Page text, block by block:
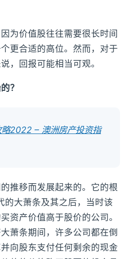
为价值股往往需要很长时间
更合适的高位。然而，对于
，回报可能相当可观。
？
略2022 – 澳洲房产投资指
推移而发展起来的。它的根
的大萧条及其之后，当时该
资产价值高于股价的公司。
萧条期间，许多公司都在倒
向股东支付任何剩余的现金